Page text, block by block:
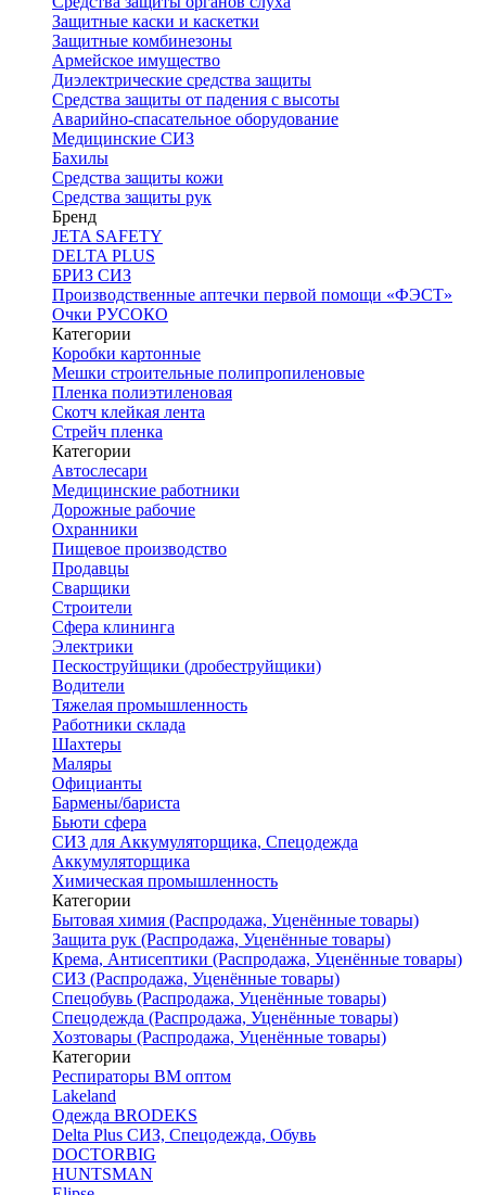
Защитные каски и каскетки
Защитные комбинезоны
Армейское имущество
Диэлектрические средства защиты
Средства защиты от падения с высоты
Аварийно-спасательное оборудование
Медицинские СИЗ
Бахилы
Средства защиты кожи
Средства защиты рук
Бренд
JETA SAFETY
DELTA PLUS
БРИЗ СИЗ
Производственные аптечки первой помощи «ФЭСТ»
Очки РУСОКО
Категории
Коробки картонные
Мешки строительные полипропиленовые
Пленка полиэтиленовая
Скотч клейкая лента
Стрейч пленка
Категории
Автослесари
Медицинские работники
Дорожные рабочие
Охранники
Пищевое производство
Продавцы
Сварщики
Строители
Сфера клининга
Электрики
Пескоструйщики (дробеструйщики)
Водители
Тяжелая промышленность
Работники склада
Шахтеры
Маляры
Официанты
Бармены/бариста
Бьюти сфера
СИЗ для Аккумуляторщика, Спецодежда
Аккумуляторщика
Химическая промышленность
Категории
Бытовая химия (Распродажа, Уценённые товары)
Защита рук (Распродажа, Уценённые товары)
Крема, Антисептики (Распродажа, Уценённые товары)
СИЗ (Распродажа, Уценённые товары)
Спецобувь (Распродажа, Уценённые товары)
Спецодежда (Распродажа, Уценённые товары)
Хозтовары (Распродажа, Уценённые товары)
Категории
Респираторы ВМ оптом
Lakeland
Одежда BRODEKS
Delta Plus СИЗ, Спецодежда, Обувь
DOCTORBIG
HUNTSMAN